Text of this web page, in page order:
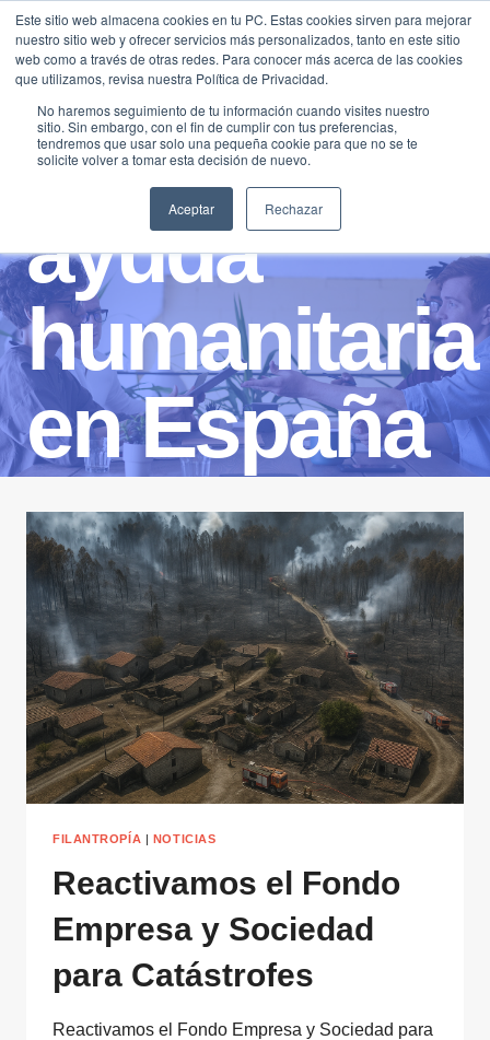
Este sitio web almacena cookies en tu PC. Estas cookies sirven para mejorar
nuestro sitio web y ofrecer servicios más personalizados, tanto en este sitio
web como a través de otras redes. Para conocer más acerca de las cookies
que utilizamos, revisa nuestra Política de Privacidad.
No haremos seguimiento de tu información cuando visites nuestro
sitio. Sin embargo, con el fin de cumplir con tus preferencias,
tendremos que usar solo una pequeña cookie para que no se te
solicite volver a tomar esta decisión de nuevo.
Aceptar Rechazar
Saltar
contenido
ayuda
humanitaria
en España
FILANTROPÍA | NOTICIAS
Reactivamos el Fondo
Empresa y Sociedad
para Catástrofes
Reactivamos el Fondo Empresa y Sociedad para
Traducir »